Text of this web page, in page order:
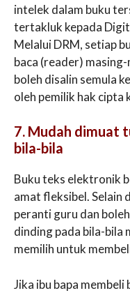
intelek dalam buku
tertakluk kepada
Melalui DRM, setiap
baca (reader)
boleh disalin semula
oleh pemilik hak cipta
7. Mudah dimuat
bila-bila
Buku teks elektronik
amat fleksibel. Selain
peranti guru dan
dinding pada bila-bila
memilih untuk
Jika ibu bapa